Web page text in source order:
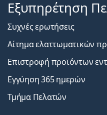
Εξυπηρέτηση
Συχνές ερωτήσεις
Αίτημα ελαττωματικών
Επιστροφή προϊόντων
Εγγύηση 365 ημερών
Τμήμα Πελατών